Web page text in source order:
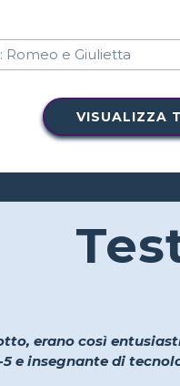
VISUALIZZA
erano così
5 e insegnante di